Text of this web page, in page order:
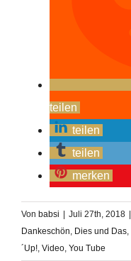
teilen
teilen
teilen
merken
Von babsi | Juli 27th, 2018 |
Dankeschön Dies und Das
´Up! Video You Tube